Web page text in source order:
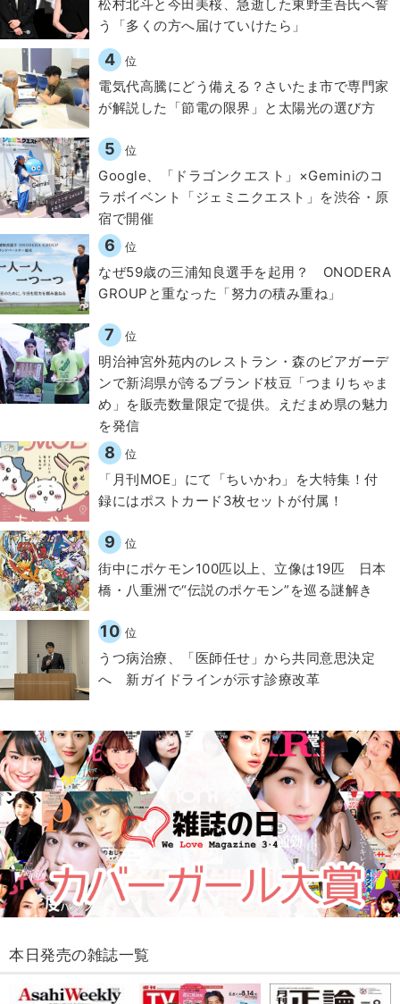
松村北斗と今田美桜、急逝した東野圭吾氏へ誓
う「多くの方へ届けていけたら」
4 位
電気代高騰にどう備える？さいたま市で専門家
が解説した「節電の限界」と太陽光の選び方
5 位
Google、「ドラゴンクエスト」×Geminiのコ
ラボイベント「ジェミニクエスト」を渋谷・原
宿で開催
6 位
なぜ59歳の三浦知良選手を起用？ ONODERA
GROUPと重なった「努力の積み重ね」
7 位
明治神宮外苑内のレストラン・森のビアガーデ
ンで新潟県が誇るブランド枝豆「つまりちゃま
め」を販売数量限定で提供。えだまめ県の魅力
を発信
8 位
「月刊MOE」にて「ちいかわ」を大特集！付
録にはポストカード3枚セットが付属！
9 位
街中にポケモン100匹以上、立像は19匹 日本
橋・八重洲で“伝説のポケモン”を巡る謎解き
10 位
うつ病治療、「医師任せ」から共同意思決定
へ 新ガイドラインが示す診療改革
本日発売の雑誌一覧